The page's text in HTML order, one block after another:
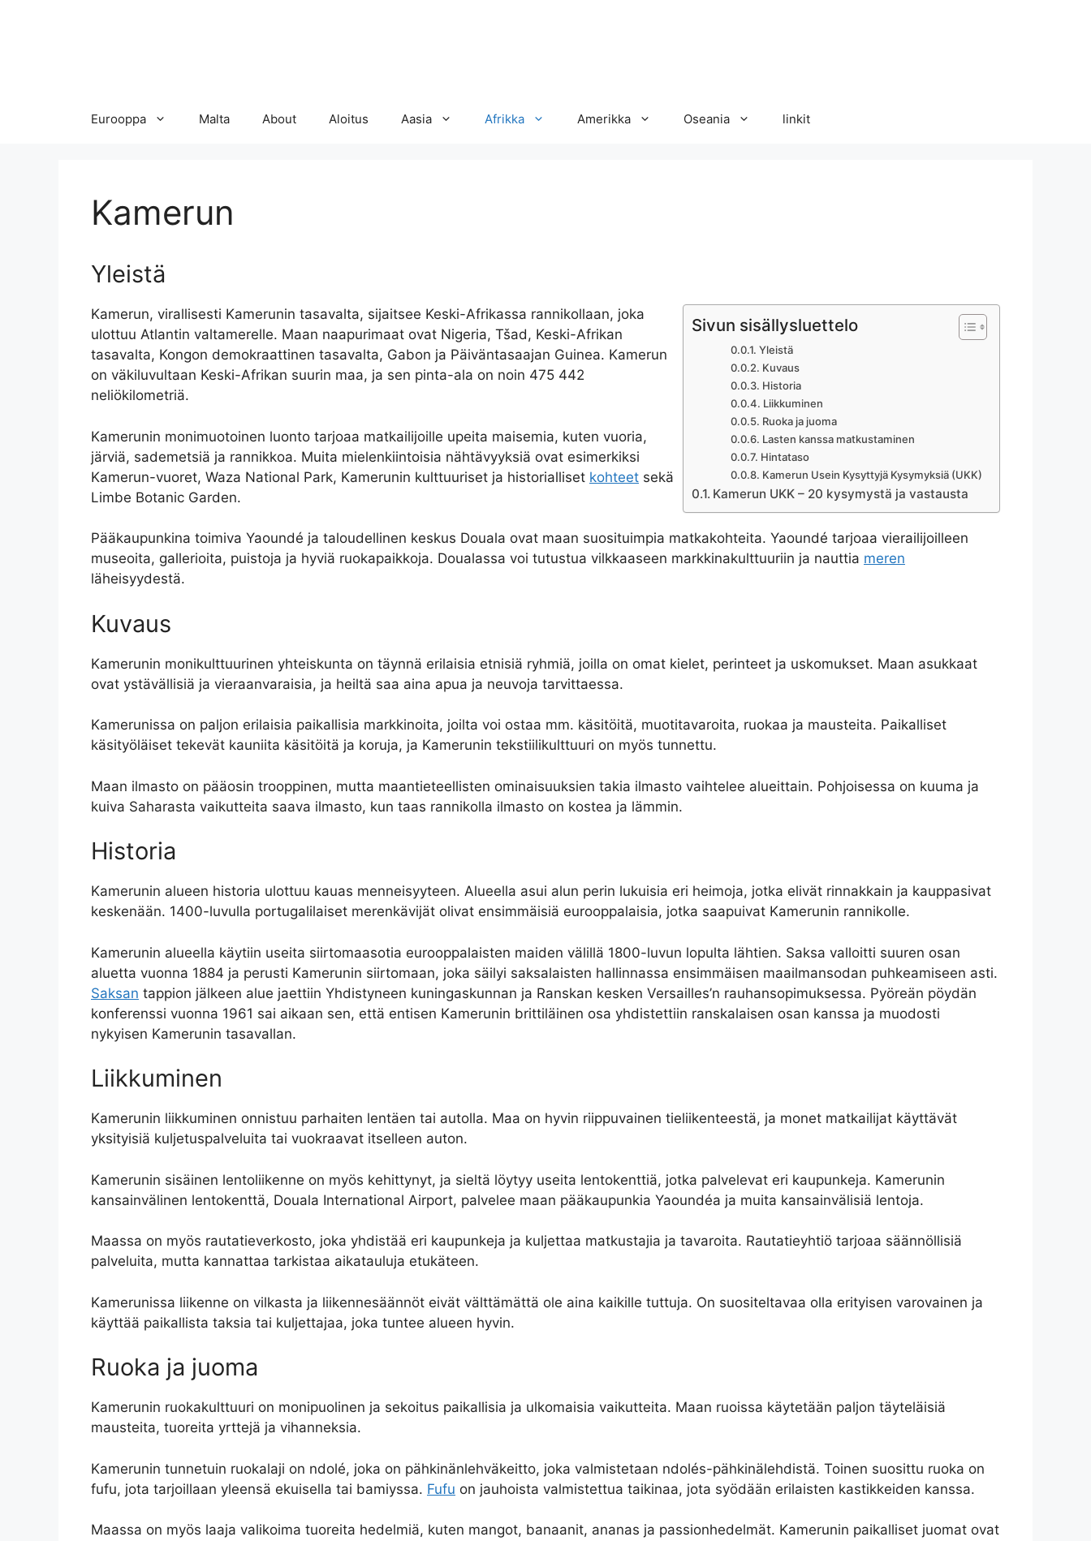
Eurooppa Malta About Aloitus Aasia Afrikka Amerikka Oseania linkit
Kamerun
Yleistä
Sivun sisällysluettelo
Yleistä
Kuvaus
Historia
Liikkuminen
Ruoka ja juoma
Lasten kanssa matkustaminen
Hintataso
Kamerun Usein Kysyttyjä Kysymyksiä (UKK)
Kamerun UKK – 20 kysymystä ja vastausta
Kamerun, virallisesti Kamerunin tasavalta, sijaitsee Keski-Afrikassa rannikollaan, joka
ulottuu Atlantin valtamerelle. Maan naapurimaat ovat Nigeria, Tšad, Keski-Afrikan
tasavalta, Kongon demokraattinen tasavalta, Gabon ja Päiväntasaajan Guinea. Kamerun
on väkiluvultaan Keski-Afrikan suurin maa, ja sen pinta-ala on noin 475 442
neliökilometriä.
Kamerunin monimuotoinen luonto tarjoaa matkailijoille upeita maisemia, kuten vuoria,
järviä, sademetsiä ja rannikkoa. Muita mielenkiintoisia nähtävyyksiä ovat esimerkiksi
Kamerun-vuoret, Waza National Park, Kamerunin kulttuuriset ja historialliset kohteet sekä
Limbe Botanic Garden.
Pääkaupunkina toimiva Yaoundé ja taloudellinen keskus Douala ovat maan suosituimpia matkakohteita. Yaoundé tarjoaa vierailijoilleen
museoita, gallerioita, puistoja ja hyviä ruokapaikkoja. Doualassa voi tutustua vilkkaaseen markkinakulttuuriin ja nauttia meren
läheisyydestä.
Kuvaus
Kamerunin monikulttuurinen yhteiskunta on täynnä erilaisia etnisiä ryhmiä, joilla on omat kielet, perinteet ja uskomukset. Maan asukkaat
ovat ystävällisiä ja vieraanvaraisia, ja heiltä saa aina apua ja neuvoja tarvittaessa.
Kamerunissa on paljon erilaisia paikallisia markkinoita, joilta voi ostaa mm. käsitöitä, muotitavaroita, ruokaa ja mausteita. Paikalliset
käsityöläiset tekevät kauniita käsitöitä ja koruja, ja Kamerunin tekstiilikulttuuri on myös tunnettu.
Maan ilmasto on pääosin trooppinen, mutta maantieteellisten ominaisuuksien takia ilmasto vaihtelee alueittain. Pohjoisessa on kuuma ja
kuiva Saharasta vaikutteita saava ilmasto, kun taas rannikolla ilmasto on kostea ja lämmin.
Historia
Kamerunin alueen historia ulottuu kauas menneisyyteen. Alueella asui alun perin lukuisia eri heimoja, jotka elivät rinnakkain ja kauppasivat
keskenään. 1400-luvulla portugalilaiset merenkävijät olivat ensimmäisiä eurooppalaisia, jotka saapuivat Kamerunin rannikolle.
Kamerunin alueella käytiin useita siirtomaasotia eurooppalaisten maiden välillä 1800-luvun lopulta lähtien. Saksa valloitti suuren osan
aluetta vuonna 1884 ja perusti Kamerunin siirtomaan, joka säilyi saksalaisten hallinnassa ensimmäisen maailmansodan puhkeamiseen asti.
Saksan tappion jälkeen alue jaettiin Yhdistyneen kuningaskunnan ja Ranskan kesken Versailles’n rauhansopimuksessa. Pyöreän pöydän
konferenssi vuonna 1961 sai aikaan sen, että entisen Kamerunin brittiläinen osa yhdistettiin ranskalaisen osan kanssa ja muodosti
nykyisen Kamerunin tasavallan.
Liikkuminen
Kamerunin liikkuminen onnistuu parhaiten lentäen tai autolla. Maa on hyvin riippuvainen tieliikenteestä, ja monet matkailijat käyttävät
yksityisiä kuljetuspalveluita tai vuokraavat itselleen auton.
Kamerunin sisäinen lentoliikenne on myös kehittynyt, ja sieltä löytyy useita lentokenttiä, jotka palvelevat eri kaupunkeja. Kamerunin
kansainvälinen lentokenttä, Douala International Airport, palvelee maan pääkaupunkia Yaoundéa ja muita kansainvälisiä lentoja.
Maassa on myös rautatieverkosto, joka yhdistää eri kaupunkeja ja kuljettaa matkustajia ja tavaroita. Rautatieyhtiö tarjoaa säännöllisiä
palveluita, mutta kannattaa tarkistaa aikatauluja etukäteen.
Kamerunissa liikenne on vilkasta ja liikennesäännöt eivät välttämättä ole aina kaikille tuttuja. On suositeltavaa olla erityisen varovainen ja
käyttää paikallista taksia tai kuljettajaa, joka tuntee alueen hyvin.
Ruoka ja juoma
Kamerunin ruokakulttuuri on monipuolinen ja sekoitus paikallisia ja ulkomaisia vaikutteita. Maan ruoissa käytetään paljon täyteläisiä
mausteita, tuoreita yrttejä ja vihanneksia.
Kamerunin tunnetuin ruokalaji on ndolé, joka on pähkinänlehväkeitto, joka valmistetaan ndolés-pähkinälehdistä. Toinen suosittu ruoka on
fufu, jota tarjoillaan yleensä ekuisella tai bamiyssa. Fufu on jauhoista valmistettua taikinaa, jota syödään erilaisten kastikkeiden kanssa.
Maassa on myös laaja valikoima tuoreita hedelmiä, kuten mangot, banaanit, ananas ja passionhedelmät. Kamerunin paikalliset juomat ovat